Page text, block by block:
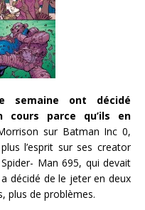
semaine ont décidé
cours parce qu’ils en
sur Batman Inc 0,
l’esprit sur ses creator
Man 695, qui devait
a décidé de le jeter en deux
plus de problèmes.